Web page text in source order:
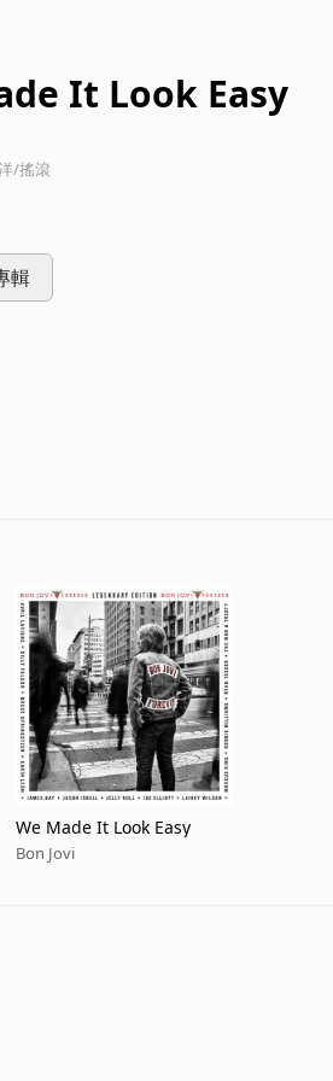
It Look Easy
/搖滾
輯
We Made It Look Easy
Bon Jovi